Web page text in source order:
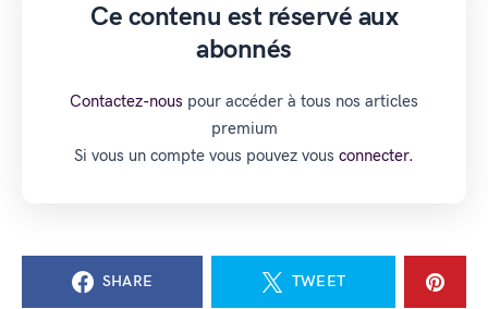
Ce contenu est réservé aux
abonnés
Contactez-nous pour accéder à tous nos articles
premium
Si vous un compte vous pouvez vous connecter.
SHARE TWEET